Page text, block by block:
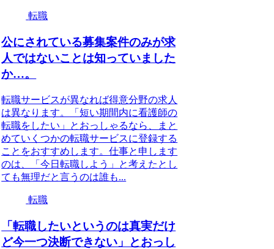
転職
公にされている募集案件のみが求
人ではないことは知っていました
か…。
転職サービスが異なれば得意分野の求人
は異なります。「短い期間内に看護師の
転職をしたい」とおっしゃるなら、まと
めていくつかの転職サービスに登録する
ことをおすすめします。仕事と申します
のは、「今日転職しよう」と考えたとし
ても無理だと言うのは誰も...
転職
「転職したいというのは真実だけ
ど今一つ決断できない」とおっし